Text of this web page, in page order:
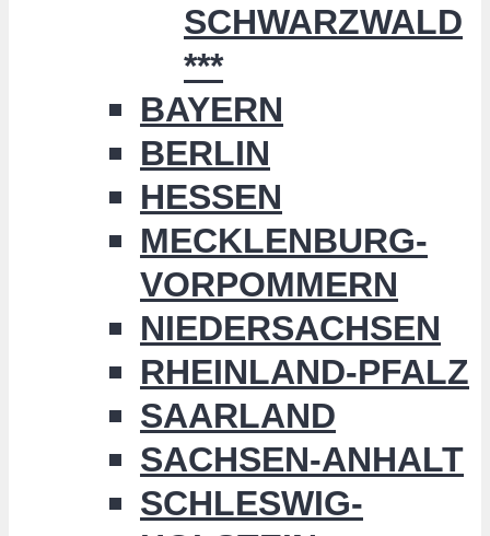
SCHWARZWALD
***
BAYERN
BERLIN
HESSEN
MECKLENBURG-
VORPOMMERN
NIEDERSACHSEN
RHEINLAND-PFALZ
SAARLAND
SACHSEN-ANHALT
SCHLESWIG-